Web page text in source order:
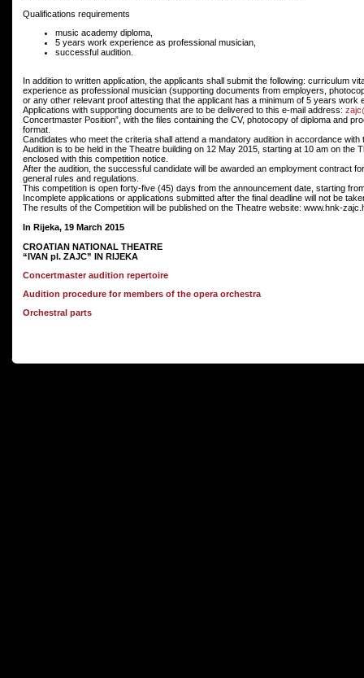
Qualifications requirements
music academy diploma,
5 years work experience as professional musician,
successful audition.
In addition to written application, the applicants shall submit the following: curriculum
experience as professional musician (supporting documents from employers,
or any other relevant proof attesting that the applicant has a minimum of 5 years
Applications with supporting documents are to be delivered to this e-mail address:
Concertmaster Position”, with the files containing the CV, photocopy of diploma and
format.
Candidates who meet the criteria shall attend a mandatory audition in accordance
Audition is to be held in the Theatre building on 12 May 2015, starting at 10 am on the
enclosed with this competition notice.
After the audition, the successful candidate will be awarded an employment contract
general rules and regulations.
This competition is open forty-five (45) days from the announcement date, starting
Incomplete applications or applications submitted after the final deadline will not be
The results of the Competition will be published on the Theatre website: www.hnk-
In Rijeka, 19 March 2015
CROATIAN NATIONAL THEATRE
“IVAN pl. ZAJC” IN RIJEKA
Concertmaster audition repertoire
Audition procedure for members of the opera orchestra
Orchestral parts